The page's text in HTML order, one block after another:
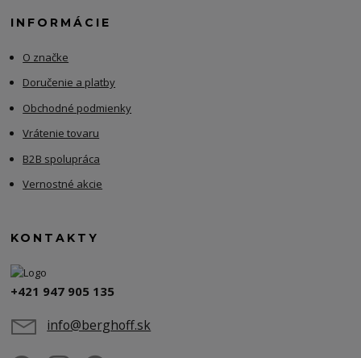
INFORMÁCIE
O značke
Doručenie a platby
Obchodné podmienky
Vrátenie tovaru
B2B spolupráca
Vernostné akcie
KONTAKTY
+421 947 905 135
info@berghoff.sk